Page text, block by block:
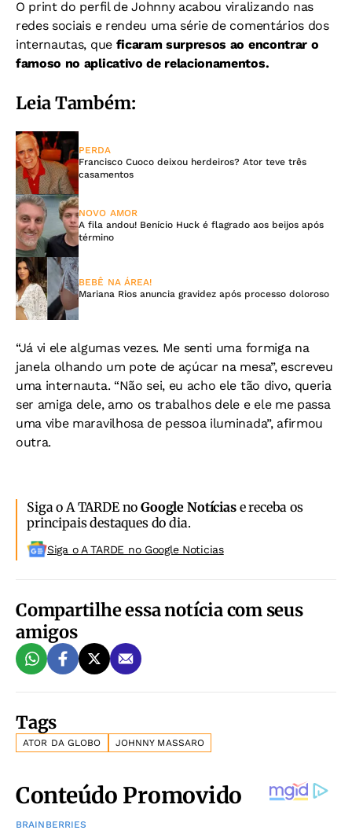
O print do perfil de Johnny acabou viralizando nas
redes sociais e rendeu uma série de comentários dos
internautas, que ficaram surpresos ao encontrar o
famoso no aplicativo de relacionamentos.
Leia Também:
PERDA
Francisco Cuoco deixou herdeiros? Ator teve três
casamentos
NOVO AMOR
A fila andou! Benício Huck é flagrado aos beijos após
término
BEBÊ NA ÁREA!
Mariana Rios anuncia gravidez após processo doloroso
“Já vi ele algumas vezes. Me senti uma formiga na
janela olhando um pote de açúcar na mesa”, escreveu
uma internauta. “Não sei, eu acho ele tão divo, queria
ser amiga dele, amo os trabalhos dele e ele me passa
uma vibe maravilhosa de pessoa iluminada”, afirmou
outra.
Siga o A TARDE noGoogle Notíciase receba os
principais destaques do dia.
Siga o A TARDE no Google Noticias
Compartilhe essa notícia com seus
amigos
Tags
ATOR DA GLOBO JOHNNY MASSARO